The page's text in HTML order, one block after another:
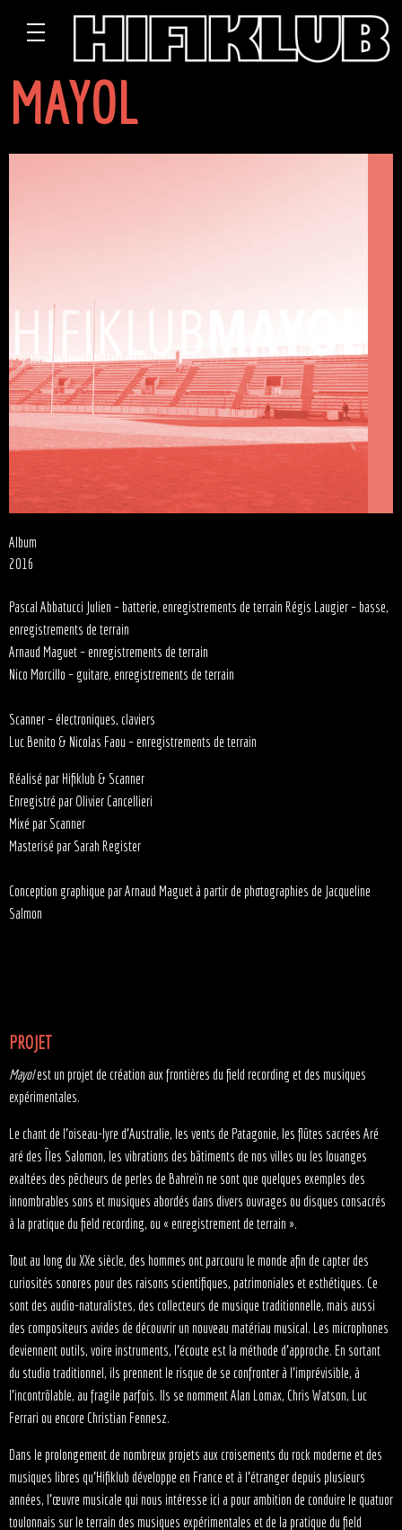
MAYOL
Album
2016
Pascal Abbatucci Julien – batterie, enregistrements de terrain Régis Laugier – basse,
enregistrements de terrain
Arnaud Maguet – enregistrements de terrain
Nico Morcillo – guitare, enregistrements de terrain
Scanner – électroniques, claviers
Luc Benito & Nicolas Faou – enregistrements de terrain
Réalisé par Hifiklub & Scanner
Enregistré par Olivier Cancellieri
Mixé par Scanner
Masterisé par Sarah Register
Conception graphique par Arnaud Maguet à partir de photographies de Jacqueline
Salmon
PROJET
Mayolest un projet de création aux frontières du field recording et des musiques
expérimentales.
Le chant de l’oiseau-lyre d’Australie, les vents de Patagonie, les flûtes sacrées Aré
aré des Îles Salomon, les vibrations des bâtiments de nos villes ou les louanges
exaltées des pêcheurs de perles de Bahreïn ne sont que quelques exemples des
innombrables sons et musiques abordés dans divers ouvrages ou disques consacrés
à la pratique du field recording, ou « enregistrement de terrain ».
Tout au long du XXe siècle, des hommes ont parcouru le monde afin de capter des
curiosités sonores pour des raisons scientifiques, patrimoniales et esthétiques. Ce
sont des audio-naturalistes, des collecteurs de musique traditionnelle, mais aussi
des compositeurs avides de découvrir un nouveau matériau musical. Les microphones
deviennent outils, voire instruments, l’écoute est la méthode d’approche. En sortant
du studio traditionnel, ils prennent le risque de se confronter à l’imprévisible, à
l’incontrôlable, au fragile parfois. Ils se nomment Alan Lomax, Chris Watson, Luc
Ferrari ou encore Christian Fennesz.
Dans le prolongement de nombreux projets aux croisements du rock moderne et des
musiques libres qu’Hifiklub développe en France et à l’étranger depuis plusieurs
années, l’œuvre musicale qui nous intéresse ici a pour ambition de conduire le quatuor
toulonnais sur le terrain des musiques expérimentales et de la pratique du field